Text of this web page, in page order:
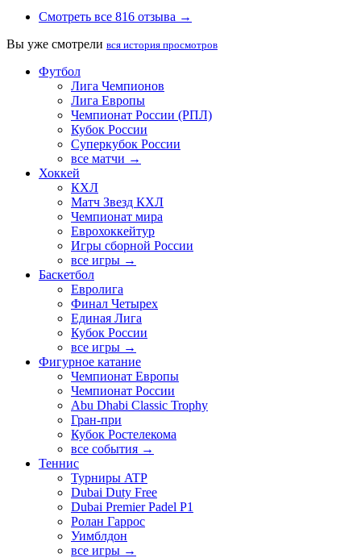
Смотреть все 816 отзыва →
Вы уже смотрели вся история просмотров
Футбол
Лига Чемпионов
Лига Европы
Чемпионат России (РПЛ)
Кубок России
Суперкубок России
все матчи →
Хоккей
КХЛ
Матч Звезд КХЛ
Чемпионат мира
Еврохоккейтур
Игры сборной России
все игры →
Баскетбол
Евролига
Финал Четырех
Единая Лига
Кубок России
все игры →
Фигурное катание
Чемпионат Европы
Чемпионат России
Abu Dhabi Classic Trophy
Гран-при
Кубок Ростелекома
все события →
Теннис
Турниры ATP
Dubai Duty Free
Dubai Premier Padel P1
Ролан Гаррос
Уимблдон
все игры →